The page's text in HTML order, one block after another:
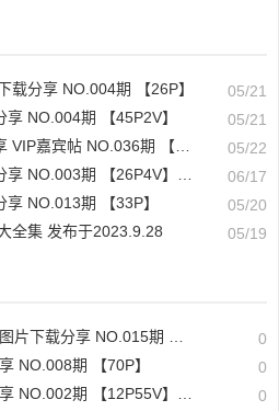
载分享 NO.004期 【26P】
05/21
NO.004期 【45P2V】
05/21
期 【10P】最新至：2023.9.28
05/22
期 【26P4V】最新至：2025.1.12
06/17
NO.013期 【33P】
05/20
全集 发布于2023.9.28 05/19
期 【32P4V】最新至：2023.10.4 0
NO.008期 【70P】 0
【12P55V】最新至：2024.12.19 0